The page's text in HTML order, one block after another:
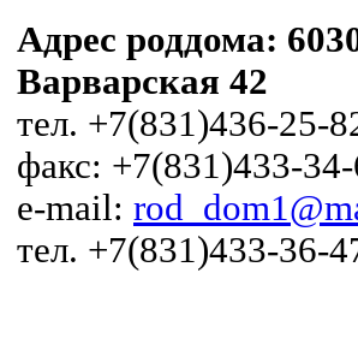
Адрес роддома:
Варварская 42
тел. +7(831)436-25-
факс: +7(831)433-
e-mail:
тел. +7(831)433-36-